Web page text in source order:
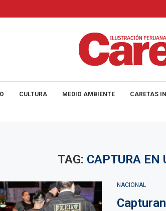
CULTURA MEDIO AMBIENTE CARETAS
TAG: CAPTURA EN
NACIONAL